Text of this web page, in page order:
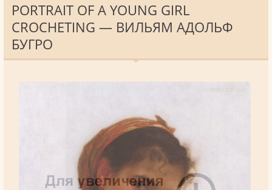
PORTRAIT OF A YOUNG GIRL
CROCHETING — ВИЛЬЯМ АДОЛЬФ
БУГРО